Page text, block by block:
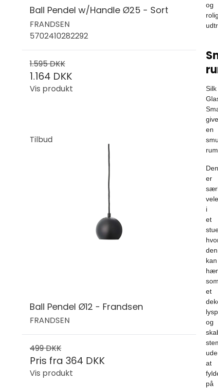
Ball Pendel w/Handle Ø25 - Sort
FRANDSEN
5702410282292
1.595 DKK
1.164 DKK
Vis produkt
Tilbud
Ball Pendel Ø12 - Frandsen
FRANDSEN
499 DKK
Pris fra 364 DKK
Vis produkt
og
Silk
en
Den
er
i
et
den
kan
et
og
at
på